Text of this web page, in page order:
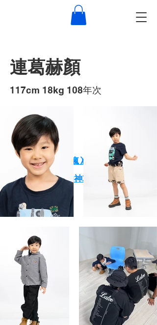
連葛赫顏
117cm 18kg 108年次
作品
XPARK小朋友玩瘋🤸 大朋友放鬆🕺
一天玩爆Xpark的神攻略！